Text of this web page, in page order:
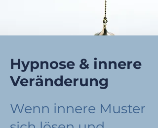
Hypnose & innere
Veränderung
Wenn innere Muster